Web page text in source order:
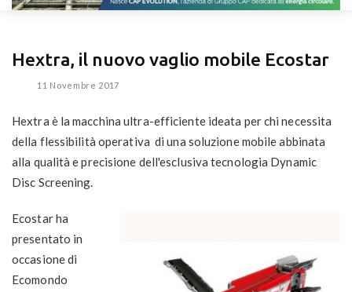
Hextra, il nuovo vaglio mobile Ecostar
11 Novembre 2017
Hextra è la macchina ultra-efficiente ideata per chi necessita
della flessibilità operativa di una soluzione mobile abbinata
alla qualità e precisione dell'esclusiva tecnologia Dynamic
Disc Screening.
Ecostar ha
presentato in
occasione di
Ecomondo